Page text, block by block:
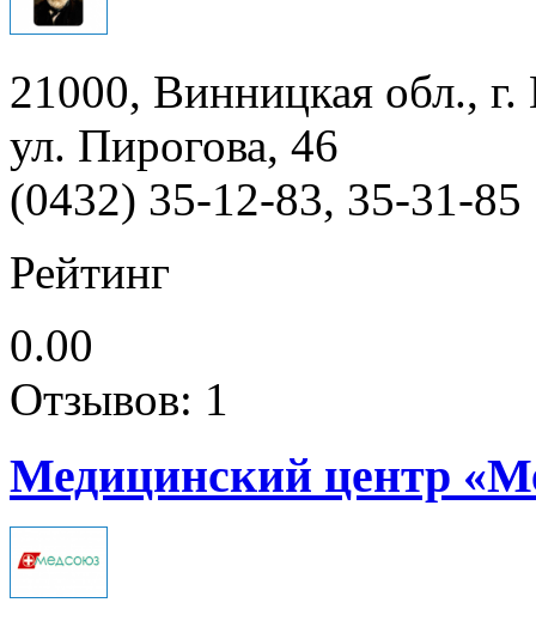
21000, Винницкая обл.,
ул. Пирогова, 46
(0432) 35-12-83, 35-31-85
Рейтинг
0.00
Отзывов: 1
Медицинский центр